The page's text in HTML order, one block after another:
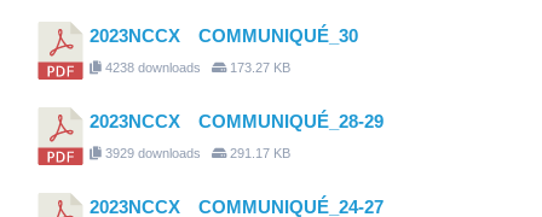
2023NCCX COMMUNIQUÉ_30
4238 downloads 173.27 KB
2023NCCX COMMUNIQUÉ_28-29
3929 downloads 291.17 KB
2023NCCX COMMUNIQUÉ_24-27